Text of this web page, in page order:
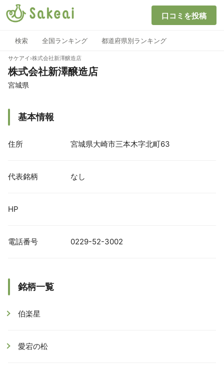
口コミを投稿
検索 全国ランキング 都道府県別ランキング
サケアイ ›株式会社新澤醸造店
株式会社新澤醸造店
宮城県
基本情報
住所 宮城県大崎市三本木字北町63
代表銘柄 なし
HP
電話番号 0229-52-3002
銘柄一覧
伯楽星
愛宕の松